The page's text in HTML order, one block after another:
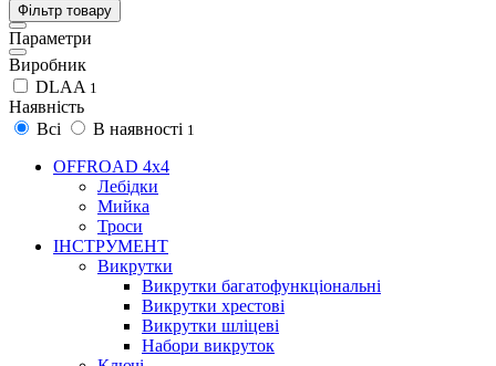
Фільтр товару
Параметри
Виробник
DLAA 1
Наявність
Всі
В наявності 1
OFFROAD 4х4
Лебідки
Мийка
Троси
ІНСТРУМЕНТ
Викрутки
Викрутки багатофункціональні
Викрутки хрестові
Викрутки шліцеві
Набори викруток